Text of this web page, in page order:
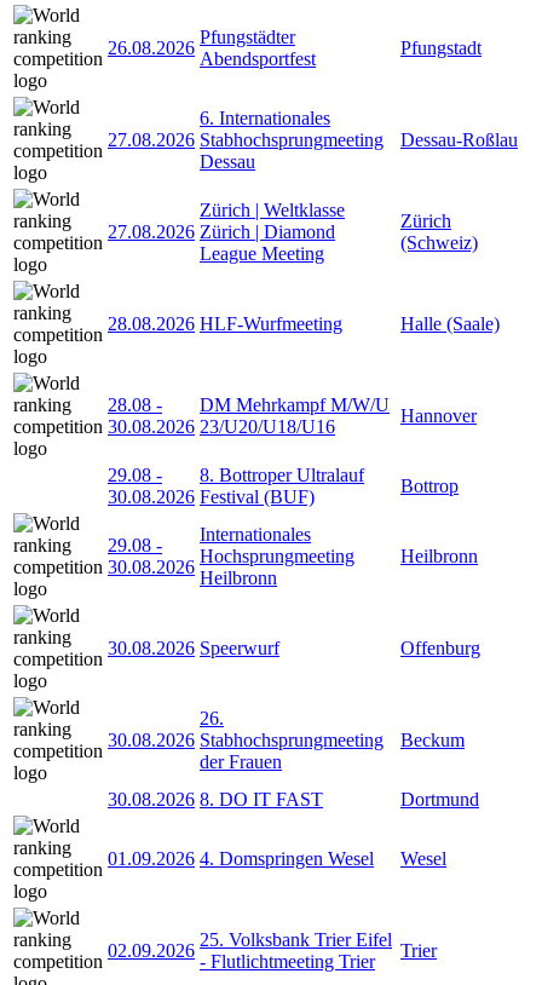
26.08.2026
Pfungstädter
Abendsportfest
Pfungstadt
27.08.2026
6. Internationales
Stabhochsprungmeeting
Dessau
Dessau-Roßlau
27.08.2026
Zürich | Weltklasse
Zürich | Diamond
League Meeting
Zürich
(Schweiz)
28.08.2026 HLF-Wurfmeeting Halle (Saale)
28.08 -
30.08.2026
DM Mehrkampf M/W/U
23/U20/U18/U16
Hannover
29.08 -
30.08.2026
8. Bottroper Ultralauf
Festival (BUF)
Bottrop
29.08 -
30.08.2026
Internationales
Hochsprungmeeting
Heilbronn
Heilbronn
30.08.2026 Speerwurf Offenburg
30.08.2026
26.
Stabhochsprungmeeting
der Frauen
Beckum
30.08.2026 8. DO IT FAST Dortmund
01.09.2026 4. Domspringen Wesel Wesel
02.09.2026
25. Volksbank Trier Eifel
- Flutlichtmeeting Trier
Trier